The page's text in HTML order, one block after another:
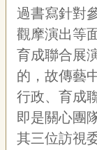
過書寫針對
觀摩演出等
育成聯合展
的，故傳藝
行政、育成
即是關心團
其三位訪視